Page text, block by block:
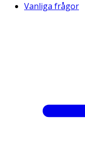
Vanliga frågor